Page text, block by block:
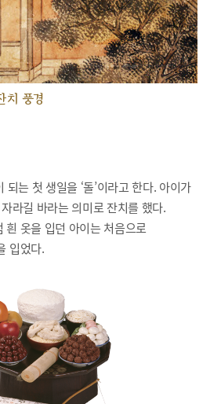
치 풍경
는 첫 생일을 ‘돌’이라고 한다. 아이가
라길 바라는 의미로 잔치를 했다.
흰 옷을 입던 아이는 처음으로
입었다.